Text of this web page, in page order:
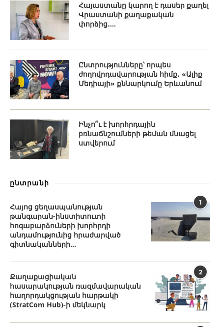
Հայաստանը կարող է դասեր քաղել
Վրաստանի քաղաքական
փորձից․...
Ընտրությունները՝ որպես
ժողովրդավարության հիմք․ «Ալիք
Մեդիայի» քննարկումը Երևանում
Ինչո՞ւ է խորհրդային
բռնաճնշումների թեման մնացել
ստվերում
ընտրանի
1
Հայոց ցեղասպանության
թանգարան-ինստիտուտի
հոգաբարձուների խորհրդի
անդամությունից հրաժարված
գիտնականների...
2
Քաղաքացիական
հասարակության ռազմավարական
հաղորդակցության հարթակի
(StratCom Hub)-ի մեկնարկ